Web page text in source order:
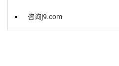
咨询j9.com